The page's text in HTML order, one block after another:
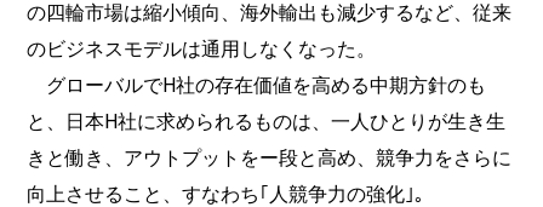
の四輪市場は縮小傾向、海外輸出も減少するなど、従来
のビジネスモデルは通用しなくなった。
グローバルでH社の存在価値を高める中期方針のも
と、日本H社に求められるものは、一人ひとりが生き生
きと働き、アウトプットをー段と高め、競争力をさらに
向上させること、すなわち｢人競争力の強化｣。